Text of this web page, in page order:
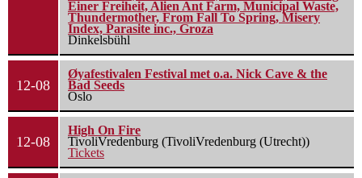
Einer Freiheit, Alien Ant Farm, Municipal Waste,
Thundermother, From Fall To Spring, Misery
Index, Parasite inc., Groza
Dinkelsbühl
12-08
Øyafestivalen Festival met o.a. Nick Cave & the
Bad Seeds
Oslo
12-08
High On Fire
TivoliVredenburg (TivoliVredenburg (Utrecht))
Tickets